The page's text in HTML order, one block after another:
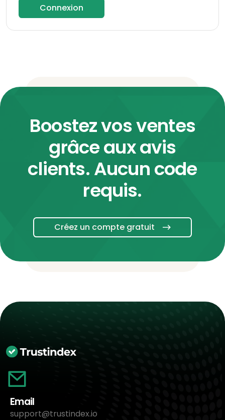
Connexion
Boostez vos ventes
grâce aux avis
clients. Aucun code
requis.
Créez un compte gratuit
Email
support@trustindex.io